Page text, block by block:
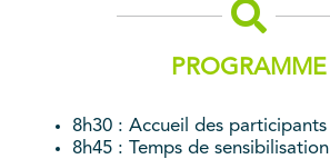
PROGRAMME
8h30 : Accueil des participants
8h45 : Temps de sensibilisation